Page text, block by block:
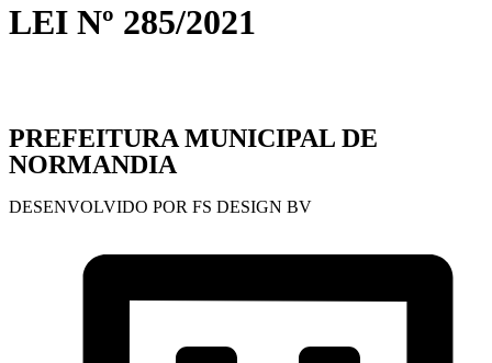
LEI Nº 285/2021
PREFEITURA MUNICIPAL DE
NORMANDIA
DESENVOLVIDO POR FS DESIGN BV